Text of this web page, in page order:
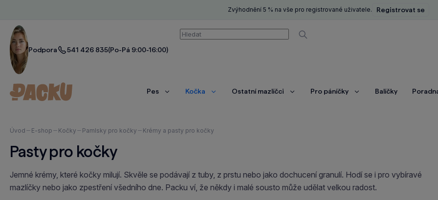
Zvýhodnění 5 % na vše pro registrované uživatele. Registrovat se
Podpora 541 426 835(Po-Pá 9:00-16:00)
Vyhledávání
Vyhledávat
Pes
ZobrazitKočka
ZobrazitOstatní mazlíčci
ZobrazitPro páníčky
ZobrazitBalíčky
Nacházíte
zde:
Úvod E-shop Kočky Pamlsky pro kočky Krémy a pasty pro kočky
Pasty pro kočky
Jemné krémy, které kočky milují. Skvěle se podávají z tuby, z prstu nebo jako dochucení granulí. Hodí se i pro vybíravé
mazlíčky nebo jako zpestření všedního dne. Packu ví, že někdy i malé sousto může udělat velkou radost.